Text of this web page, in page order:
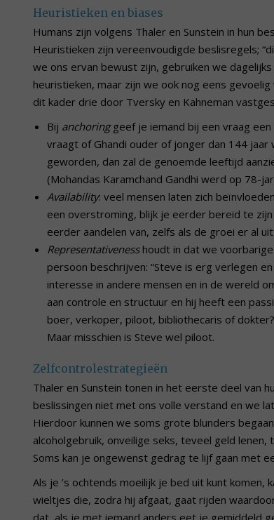
Heuristieken en biases
Humans zijn volgens Thaler en Sunstein in hun
Heuristieken zijn vereenvoudigde beslisregels;
we ons ervan bewust zijn, gebruiken we
heuristieken, maar zijn we ook nog eens
dit kader drie door Tversky en Kahneman
Bij anchoringgeef je iemand bij een vraag een
vraagt of Ghandi ouder of jonger dan 144
geworden, dan zal de genoemde leeftijd
(Mohandas Karamchand Gandhi werd op 78-
Availability: veel mensen laten zich
een overstroming, blijk je eerder bereid te
eerder aandelen van, zelfs als de groei er al uit
Representativenesshoudt in dat we
persoon beschrijven: “Steve is erg verlegen
interesse in andere mensen en in de wereld
aan controle en structuur en hij heeft een
boer, verkoper, piloot, bibliothecaris of
Maar misschien is Steve wel piloot.
Zelfcontrolestrategieën
Thaler en Sunstein tonen in het eerste deel van
beslissingen niet met ons volle verstand en we
Hierdoor kunnen we soms grote blunders
alcoholgebruik, onveilige seks, teveel geld
Soms kan je ongewenst gedrag te lijf gaan met
Als je ’s ochtends moeilijk je bed uit kunt
wieltjes die, zodra hij afgaat, gaat rijden
dat, als je met iemand anders eet je gemiddeld